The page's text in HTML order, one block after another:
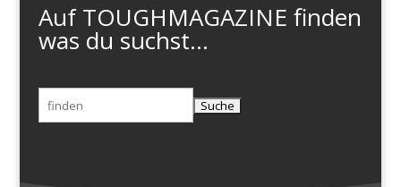
Auf TOUGHMAGAZINE finden
was du suchst...
Suchen
nach: